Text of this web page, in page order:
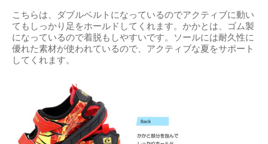
こちらは、ダブルベルトになっているのでアクティブに動い
てもしっかり足をホールドしてくれます。かかとは、ゴム製
になっているので着脱もしやすいです。ソールには耐久性に
優れた素材が使われているので、アクティブな夏をサポート
してくれます。